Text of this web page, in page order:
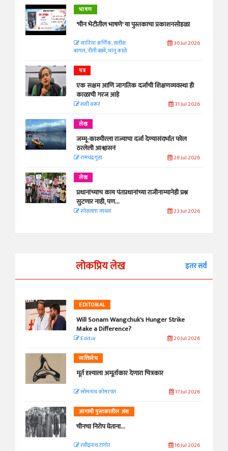
भाषण
'चीन भेटीतील भाषणे' या पुस्तकाचा प्रकाशनसोहळा
सानिया कर्णिक, सतीश
बागल, नीती बडवे, भानू काळे
30 Jul 2026
पत्र
एक सक्षम आणि जागतिक दर्जाची शिक्षणव्यवस्था ही
काळाची गरज आहे
शशी थरूर 31 Jul 2026
लेख
जम्मू-काश्मीरला राज्याचा दर्जा देण्यासंदर्भात फोल
ठरलेली आश्वासनं
रामचंद्र गुहा 28 Jul 2026
लेख
प्रधानांच्याच काय पंतप्रधानांच्या राजीनाम्यानेही प्रश्न
सुटणार नाही, पण...
स्नेहलता जाधव 23 Jul 2026
लोकप्रिय लेख इतर सर्व
EDITORIAL
Will Sonam Wangchuk's Hunger Strike
Make a Difference?
Editor 20 Jul 2026
व्यक्तिवेध
मूर्त दृश्याला अमूर्ताकार देणारा चित्रकार
सोमनाथ कोमरपंत 17 Jul 2026
आगामी पुस्तकातील अंश
चीनचा निरोप घेताना...
रवींद्रनाथ टागोर. 16 Jul 2026